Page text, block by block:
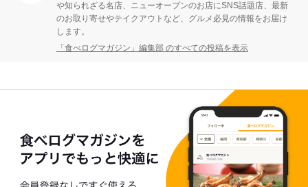
や知られざる名店、ニューオープンのお店にSNS話題店、最新
のお取り寄せやテイクアウトなど、グルメ必見の情報をお届け
します。
「食べログマガジン」編集部 のすべての投稿を表示